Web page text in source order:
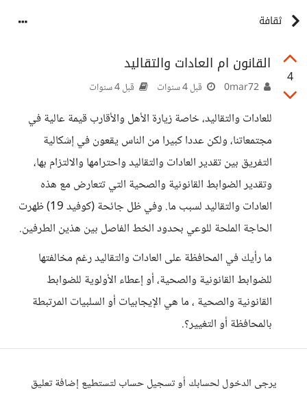
ثقافة
4
القانون ام العادات والتقاليد
قبل 4 سنوات قبل 4 سنوات
للعادات والتقاليد، خاصة زيارة الأهل والأقارب قيمة عالية في
مجتمعاتنا، ولكن عددا كبيرا من الناس يقعون في إشكالية
التفريق بين تقدير العادات والتقاليد واحترامها والالتزام بها،
وتقدير الضوابط القانونية والصحية التي تتعارض مع هذه
العادات والتقاليد لسبب ما. وفي ظل جائحة (كوفيد 19) ظهرت
الحاجة الملحة للوعي بحدود الخط الفاصل بين هذين الطرفين.
ما رأيك في المحافظة على العادات والتقاليد رغم مخالفتها
للضوابط القانونية والصحية، أو إعطاء الأولوية للضوابط
القانونية والصحية ، ما هي الإيجابيات أو السلبيات المرتبطة
بالمحافظة أو التغيير؟.
يرجى الدخول لحسابك أو تسجيل حساب لتستطيع إضافة تعليق